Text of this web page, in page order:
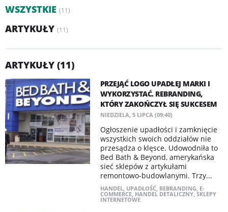
WSZYSTKIE (11)
ARTYKUŁY (11)
ARTYKUŁY (11)
PRZEJĄĆ LOGO UPADŁEJ MARKI I
WYKORZYSTAĆ. REBRANDING,
KTÓRY ZAKOŃCZYŁ SIĘ SUKCESEM
NIEDZIELA, 5 LIPCA (09:40)
Ogłoszenie upadłości i zamknięcie
wszystkich swoich oddziałów nie
przesądza o klęsce. Udowodniła to
Bed Bath & Beyond, amerykańska
sieć sklepów z artykułami
remontowo-budowlanymi. Trzy...
HANDEL, UPADŁOŚĆ, REBRANDING, E-
COMMERCE, HANDEL DETALICZNY, SKLEPY
INTERNETOWE